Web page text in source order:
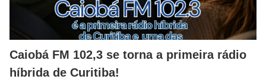
Caiobá FM 102,3 se torna a primeira rádio
híbrida de Curitiba!